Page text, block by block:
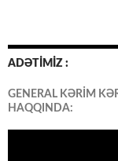
ADƏTİMİZ :
GENERAL KƏRİM
HAQQINDA: